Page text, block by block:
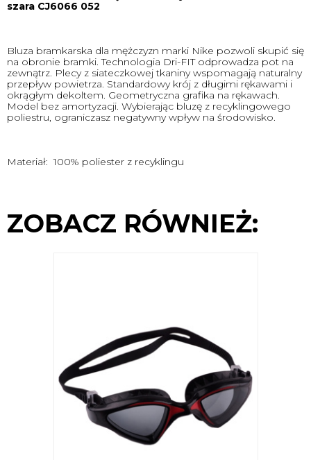
szara CJ6066 052
Bluza bramkarska dla mężczyzn marki Nike pozwoli skupić się
na obronie bramki. Technologia Dri-FIT odprowadza pot na
zewnątrz. Plecy z siateczkowej tkaniny wspomagają naturalny
przepływ powietrza. Standardowy krój z długimi rękawami i
okrągłym dekoltem. Geometryczna grafika na rękawach.
Model bez amortyzacji. Wybierając bluzę z recyklingowego
poliestru, ograniczasz negatywny wpływ na środowisko.
Materiał: 100% poliester z recyklingu
ZOBACZ RÓWNIEŻ: